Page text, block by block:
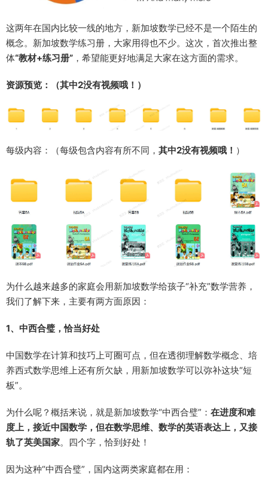
这两年在国内比较一线的地方，新加坡数学已经不是一个陌生的
概念。新加坡数学练习册，大家用得也不少。这次，首次推出整
体“教材+练习册” ，希望能更好地满足大家在这方面的需求。
资源预览：（其中2没有视频哦！）
每级内容：（每级包含内容有所不同， 其中2没有视频哦！ ）
为什么越来越多的家庭会用新加坡数学给孩子“补充”数学营养，
我们了解下来，主要有两方面原因：
1、中西合璧，恰当好处
中国数学在计算和技巧上可圈可点，但在透彻理解数学概念、培
养西式数学思维上还有所欠缺，用新加坡数学可以弥补这块“短
板”。
为什么呢？概括来说，就是新加坡数学“中西合璧”： 在进度和难
度上，接近中国数学，但在数学思维、数学的英语表达上，又接
轨了英美国家。四个字，恰到好处！
因为这种“中西合璧”，国内这两类家庭都在用：